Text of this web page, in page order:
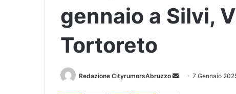
gennaio a Silvi,
Tortoreto
Redazione CityrumorsAbruzzo 7 Gennaio